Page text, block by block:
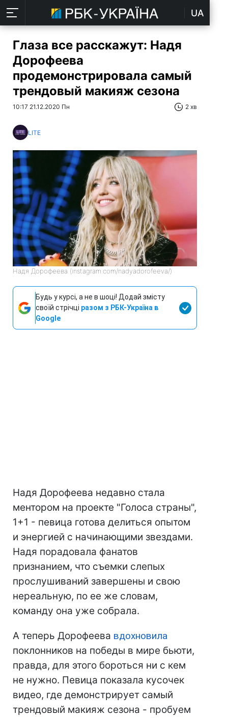
UA
Глаза все расскажут: Надя
Дорофеева
продемонстрировала самый
трендовый макияж сезона
10:17 21.12.2020 Пн 2 хв
LITE
Надя Дорофеева (instagram.com/nadyadorofeeva/)
Будь у курсі, а не в шоці! Додай змісту
своїй стрічці разом з РБК-Україна в
Google
Надя Дорофеева недавно стала
ментором на проекте "Голоса страны",
1+1 - певица готова делиться опытом
и энергией с начинающими звездами.
Надя порадовала фанатов
признанием, что съемки слепых
прослушиваний завершены и свою
нереальную, по ее же словам,
команду она уже собрала.
А теперь Дорофеева вдохновила
поклонников на победы в мире бьюти,
правда, для этого бороться ни с кем
не нужно. Певица показала кусочек
видео, где демонстрирует самый
трендовый макияж сезона - пробуем